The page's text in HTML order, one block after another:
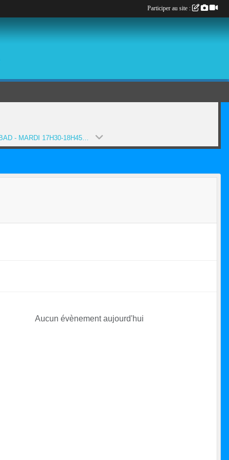
20-21- BAD - MARDI 17H30-18H45 (SAISON 2020-2021)
Aucun évènement aujourd'hui
Participer au site :